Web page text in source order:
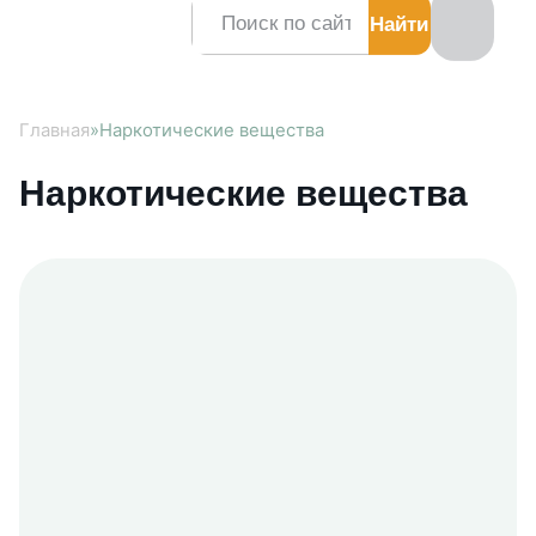
Главная»Наркотические вещества
Наркотические вещества